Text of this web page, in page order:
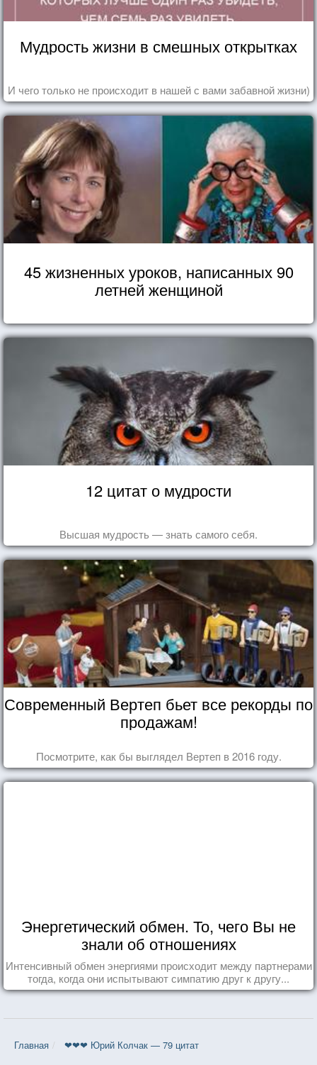
Мудрость жизни в смешных открытках
И чего только не происходит в нашей с вами забавной жизни)
45 жизненных уроков, написанных 90
летней женщиной
12 цитат о мудрости
Высшая мудрость — знать самого себя.
Современный Вертеп бьет все рекорды по
продажам!
Посмотрите, как бы выглядел Вертеп в 2016 году.
Энергетический обмен. То, чего Вы не
знали об отношениях
Интенсивный обмен энергиями происходит между партнерами
тогда, когда они испытывают симпатию друг к другу...
Главная ❤❤❤ Юрий Колчак — 79 цитат